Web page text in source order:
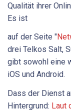
Qualität ihrer
Es ist
auf der Seite "
drei Telkos Salt,
gibt sowohl eine
iOS und Android.
Dass der Dienst
Hintergrund: Laut